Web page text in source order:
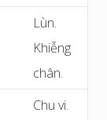
Lùn.
Khiễng
chân.
Chu vi.